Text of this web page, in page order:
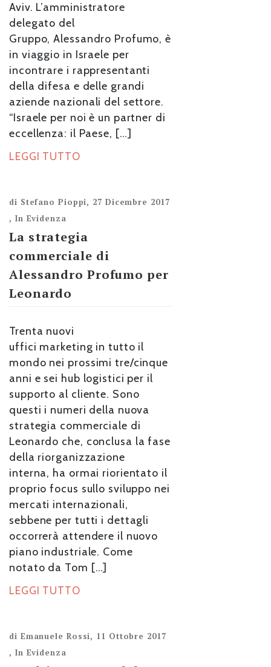
Aviv. L’amministratore
delegato del
Gruppo, Alessandro Profumo, è
in viaggio in Israele per
incontrare i rappresentanti
della difesa e delle grandi
aziende nazionali del settore.
“Israele per noi è un partner di
eccellenza: il Paese, […]
LEGGI TUTTO
di Stefano Pioppi, 27 Dicembre 2017
, In Evidenza
La strategia
commerciale di
Alessandro Profumo per
Leonardo
Trenta nuovi
uffici marketing in tutto il
mondo nei prossimi tre/cinque
anni e sei hub logistici per il
supporto al cliente. Sono
questi i numeri della nuova
strategia commerciale di
Leonardo che, conclusa la fase
della riorganizzazione
interna, ha ormai riorientato il
proprio focus sullo sviluppo nei
mercati internazionali,
sebbene per tutti i dettagli
occorrerà attendere il nuovo
piano industriale. Come
notato da Tom […]
LEGGI TUTTO
di Emanuele Rossi, 11 Ottobre 2017
, In Evidenza